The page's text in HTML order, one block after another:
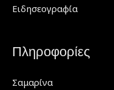
Ειδησεογραφία
Πληροφορίες
Σαμαρίνα